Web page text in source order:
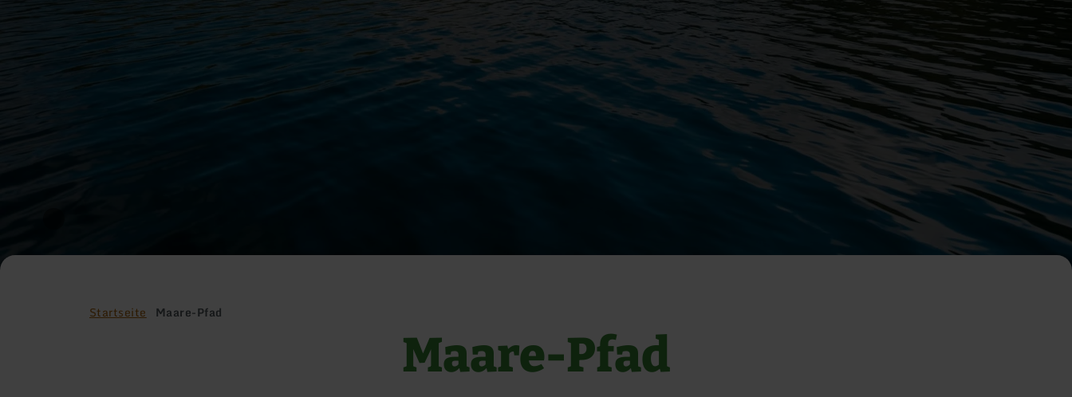
Startseite Maare-Pfad
Maare-Pfad